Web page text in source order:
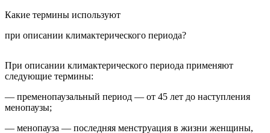
Какие термины используют
при описании климактерического периода?
При описании климактерического периода применяют
следующие термины:
— пременопаузальный период — от 45 лет до наступления
менопаузы;
— менопауза — последняя менструация в жизни женщины,